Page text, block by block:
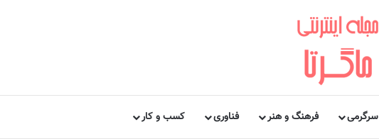
سرگرمی فرهنگ و هنر فناوری کسب و کار